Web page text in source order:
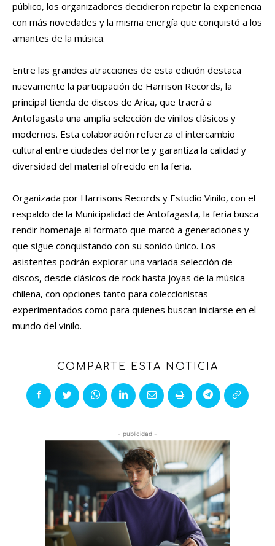
público, los organizadores decidieron repetir la experiencia
con más novedades y la misma energía que conquistó a los
amantes de la música.
Entre las grandes atracciones de esta edición destaca
nuevamente la participación de Harrison Records, la
principal tienda de discos de Arica, que traerá a
Antofagasta una amplia selección de vinilos clásicos y
modernos. Esta colaboración refuerza el intercambio
cultural entre ciudades del norte y garantiza la calidad y
diversidad del material ofrecido en la feria.
Organizada por Harrisons Records y Estudio Vinilo, con el
respaldo de la Municipalidad de Antofagasta, la feria busca
rendir homenaje al formato que marcó a generaciones y
que sigue conquistando con su sonido único. Los
asistentes podrán explorar una variada selección de
discos, desde clásicos de rock hasta joyas de la música
chilena, con opciones tanto para coleccionistas
experimentados como para quienes buscan iniciarse en el
mundo del vinilo.
COMPARTE ESTA NOTICIA
- publicidad -